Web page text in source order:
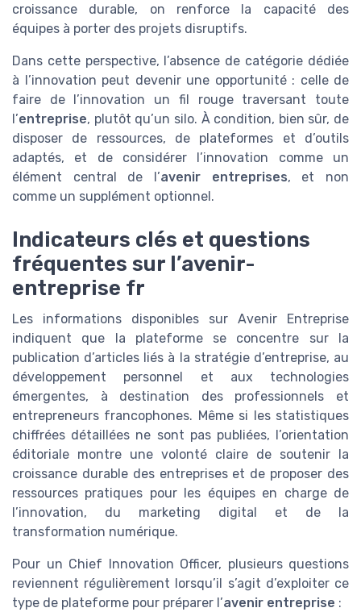
croissance durable, on renforce la capacité des
équipes à porter des projets disruptifs.
Dans cette perspective, l’absence de catégorie dédiée
à l’innovation peut devenir une opportunité : celle de
faire de l’innovation un fil rouge traversant toute
l’entreprise, plutôt qu’un silo. À condition, bien sûr, de
disposer de ressources, de plateformes et d’outils
adaptés, et de considérer l’innovation comme un
élément central de l’avenir entreprises, et non
comme un supplément optionnel.
Indicateurs clés et questions
fréquentes sur l’avenir-
entreprise fr
Les informations disponibles sur Avenir Entreprise
indiquent que la plateforme se concentre sur la
publication d’articles liés à la stratégie d’entreprise, au
développement personnel et aux technologies
émergentes, à destination des professionnels et
entrepreneurs francophones. Même si les statistiques
chiffrées détaillées ne sont pas publiées, l’orientation
éditoriale montre une volonté claire de soutenir la
croissance durable des entreprises et de proposer des
ressources pratiques pour les équipes en charge de
l’innovation, du marketing digital et de la
transformation numérique.
Pour un Chief Innovation Officer, plusieurs questions
reviennent régulièrement lorsqu’il s’agit d’exploiter ce
type de plateforme pour préparer l’avenir entreprise :